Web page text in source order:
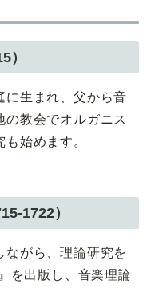
）
に生まれ、父から音
教会でオルガニス
始めます。
1722）
ながら、理論研究を
を出版し、音楽理論